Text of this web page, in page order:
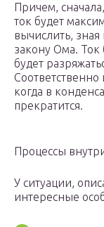
Причем,
ток будет
вычислить,
закону Ома. Ток
будет
когда в
прекратится.
Процессы
У ситуации,
интересные